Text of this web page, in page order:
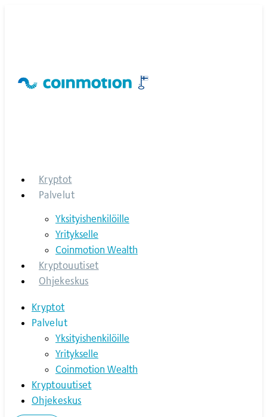
Kryptot
Palvelut
Yksityishenkilöille
Yritykselle
Coinmotion Wealth
Kryptouutiset
Ohjekeskus
Kryptot
Palvelut
Yksityishenkilöille
Yritykselle
Coinmotion Wealth
Kryptouutiset
Ohjekeskus